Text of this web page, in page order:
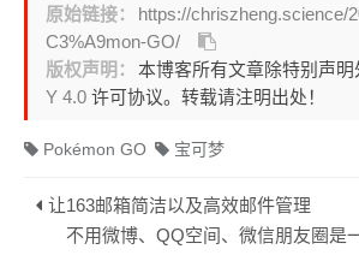
原始链接：
https://chriszheng.science/
C3%A9mon-GO/
版权声明：
本博客所有文章除特别声
Y 4.0许可协议。转载请注明出处！
Pokémon GO 宝可梦
让163邮箱简洁以及高效邮件管理
不用微博、QQ空间、微信朋友圈是